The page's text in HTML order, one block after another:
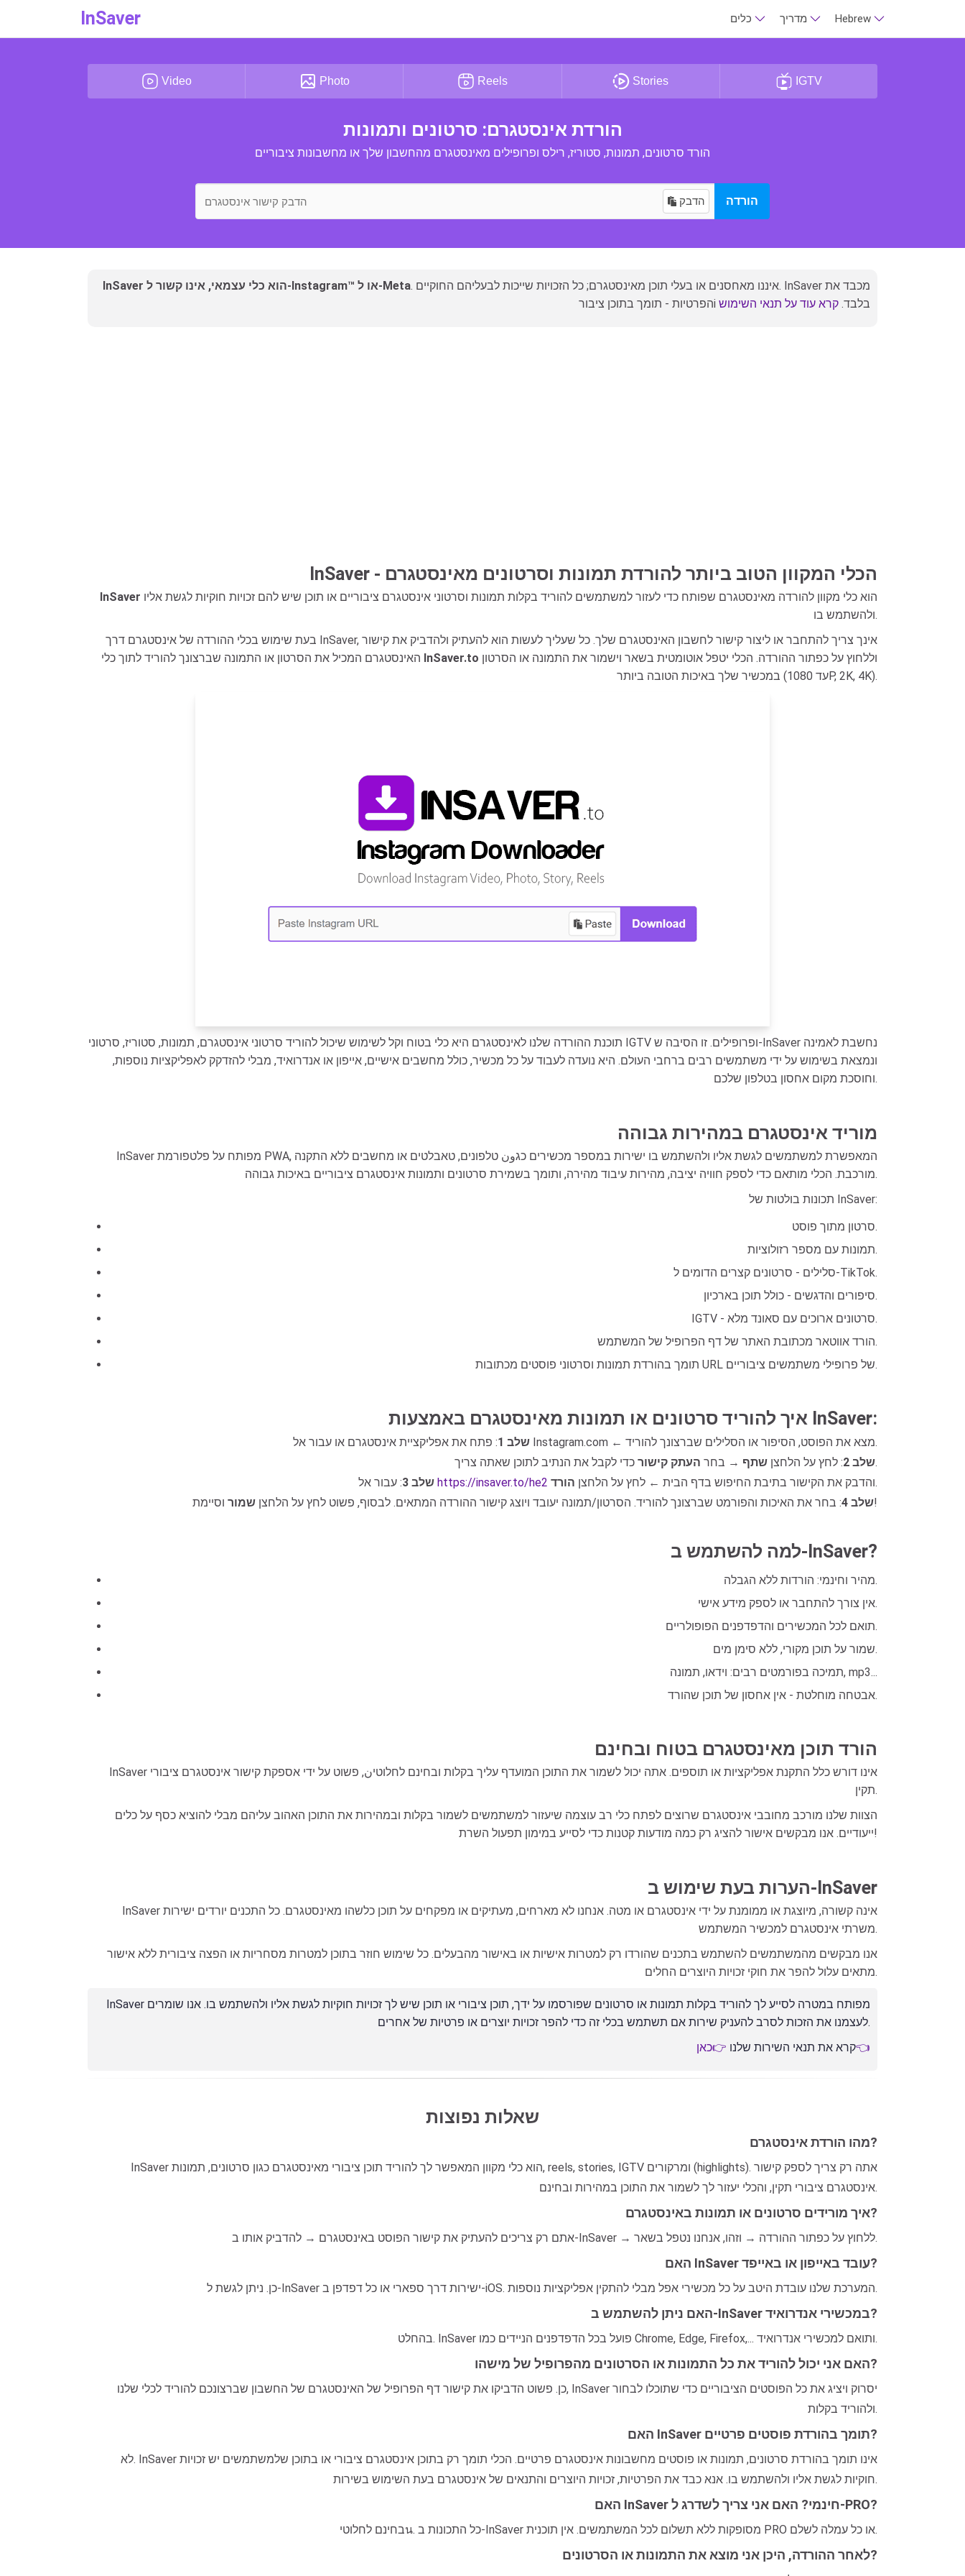
InSaver Hebrew
Video Photo Reels Stories IGTV
הורדת אינסטגרם: סרטונים ותמונות
הורד סרטונים, תמונות, סטוריז, רילס ופרופילים מאינסטגרם מהחשבון שלך או מחשבונות ציבוריים
הדבק הורדה
InSaver הוא כלי עצמאי, אינו קשור ל-Instagram™ או ל-Meta. איננו מאחסנים או בעלי תוכן מאינסטגרם; כל הזכויות שייכות לבעליהם החוקיים. InSaver מכבד את
הפרטיות - תומך בתוכן ציבורi בלבד. קרא עוד על תנאי השימוש
InSaver - הכלי המקוון הטוב ביותר להורדת תמונות וסרטונים מאינסטגרם
InSaver
ולהשתמש בו.
בעת שימוש בכלי ההורדה של אינסטגרם דרך InSaver, אינך צריך להתחבר או ליצור קישור לחשבון האינסטגרם שלך. כל שעליך לעשות הוא להעתיק ולהדביק את קישור
InSaver.to
במכשיר שלך באיכות הטובה ביותר (עד 1080P, 2K, 4K).
תוכנת ההורדה שלנו לאינסטגרם היא כלי בטוח וקל לשימוש שיכול להוריד סרטוני אינסטגרם, תמונות, סטוריז, סרטוני IGTV ופרופילים. זו הסיבה ש-InSaver נחשבת לאמינה
ונמצאת בשימוש על ידי משתמשים רבים ברחבי העולם. היא נועדה לעבוד על כל מכשיר, כולל מחשבים אישיים, אייפון או אנדרואיד, מבלי להזדקק לאפליקציות נוספות,
וחוסכת מקום אחסון בטלפון שלכם.
מוריד אינסטגרם במהירות גבוהה
InSaver מפותח על פלטפורמת PWA, המאפשרת למשתמשים לגשת אליו ולהשתמש בו ישירות במספר מכשירים כגون טלפונים, טאבלטים או מחשבים ללא התקנה
מורכבת. הכלי מותאם כדי לספק חוויה יציבה, מהירות עיבוד מהירה, ותומך בשמירת סרטונים ותמונות אינסטגרם ציבוריים באיכות גבוהה.
תכונות בולטות של InSaver:
סרטון מתוך פוסט.
תמונות עם מספר רזולוציות.
סלילים - סרטונים קצרים הדומים ל-TikTok.
סיפורים והדגשים - כולל תוכן בארכיון.
IGTV - סרטונים ארוכים עם סאונד מלא.
הורד אווטאר מכתובת האתר של דף הפרופיל של המשתמש.
תומך בהורדת תמונות וסרטוני פוסטים מכתובות URL של פרופילי משתמשים ציבוריים.
איך להוריד סרטונים או תמונות מאינסטגרם באמצעות InSaver:
שלב 1
: פתח את אפליקציית אינסטגרם או עבור אל Instagram.com ← מצא את הפוסט, הסיפור או הסלילים שברצונך להוריד.
שלב 2
: לחץ על הלחצן שתף → בחר העתק קישור
כדי לקבל את הנתיב לתוכן שאתה צריך.
שלב 3 https://insaver.to/he2 והדבק את הקישור בתיבת החיפוש בדף הבית ← לחץ על הלחצן הורד
.
שלב 4
: בחר את האיכות והפורמט שברצונך להוריד. הסרטון/תמונה יעובד ויוצג קישור ההורדה המתאים. לבסוף, פשוט לחץ על הלחצן שמור וסיימת!
למה להשתמש ב-InSaver?
מהיר וחינמי: הורדות ללא הגבלה.
אין צורך להתחבר או לספק מידע אישי.
תואם לכל המכשירים והדפדפנים הפופולריים.
שמור על תוכן מקורי, ללא סימן מים.
תמיכה בפורמטים רבים: וידאו, תמונה, mp3...
אבטחה מוחלטת - אין אחסון של תוכן שהורד.
הורד תוכן מאינסטגרם בטוח ובחינם
InSaver אינו דורש כלל התקנת אפליקציות או תוספים. אתה יכול לשמור את התוכן המועדף עליך בקלות ובחינם לחלוטיن, פשוט על ידי אספקת קישור אינסטגרם ציבורי
תקין.
הצוות שלנו מורכב מחובבי אינסטגרם שרוצים לפתח כלי רב עוצמה שיעזור למשתמשים לשמור בקלות ובמהירות את התוכן האהוב עליהם מבלי להוציא כסף על כלים
ייעודיים. אנו מבקשים אישור להציג רק כמה מודעות קטנות כדי לסייע במימון תפעול השרת!
הערות בעת שימוש ב-InSaver
InSaver אינה קשורה, מיוצגת או ממומנת על ידי אינסטגרם או מטה. אנחנו לא מארחים, מעתיקים או מפקחים על תוכן כלשהו מאינסטגרם. כל התכנים יורדים ישירות
משרתי אינסטגרם למכשיר המשתמש.
אנו מבקשים מהמשתמשים להשתמש בתכנים שהורדו רק למטרות אישיות או באישור מהבעלים. כל שימוש חוזר בתוכן למטרות מסחריות או הפצה ציבורית ללא אישור
מתאים עלול להפר את חוקי זכויות היוצרים החלים.
InSaver מפותח במטרה לסייע לך להוריד בקלות תמונות או סרטונים שפורסמו על ידך, תוכן ציבורי או תוכן שיש לך זכויות חוקיות לגשת אליו ולהשתמש בו. אנו שומרים
לעצמנו את הזכות לסרב להעניק שירות אם תשתמש בכלי זה כדי להפר זכויות יוצרים או פרטיות של אחרים.
קרא את תנאי השירות שלנו👉כאן👈
שאלות נפוצות
מהו הורדת אינסטגרם?
InSaver הוא כלי מקוון המאפשר לך להוריד תוכן ציבורי מאינסטגרם כגון סרטונים, תמונות, reels, stories, IGTV ומרקורים (highlights). אתה רק צריך לספק קישור
אינסטגרם ציבורי תקין, והכלי יעזור לך לשמור את התוכן במהירות ובחינם.
איך מורידים סרטונים או תמונות באינסטגרם?
אתם רק צריכים להעתיק את קישור הפוסט באינסטגרם → להדביק אותו ב-InSaver → ללחוץ על כפתור ההורדה → וזהו, אנחנו נטפל בשאר.
האם InSaver עובד באייפון או באייפד?
כן. ניתן לגשת ל-InSaver ישירות דרך ספארי או כל דפדפן ב-iOS. המערכת שלנו עובדת היטב על כל מכשירי אפל מבלי להתקין אפליקציות נוספות.
האם ניתן להשתמש ב-InSaver במכשירי אנדרואיד?
בהחלט. InSaver פועל בכל הדפדפנים הניידים כמו Chrome, Edge, Firefox,... ותואם למכשירי אנדרואיד.
האם אני יכול להוריד את כל התמונות או הסרטונים מהפרופיל של מישהו?
כן. פשוט הדביקו את קישור דף הפרופיל של האינסטגרם של החשבון שברצונכם להוריד לכלי שלנו, InSaver יסרוק ויציג את כל הפוסטים הציבוריים כדי שתוכלו לבחור
ולהוריד בקלות.
האם InSaver תומך בהורדת פוסטים פרטיים?
לא. InSaver אינו תומך בהורדת סרטונים, תמונות או פוסטים מחשבונות אינסטגרם פרטיים. הכלי תומך רק בתוכן אינסטגרם ציבורי או בתוכן שלמשתמשים יש זכויות
חוקיות לגשת אליו ולהשתמש בו. אנא כבד את הפרטיות, זכויות היוצרים והתנאים של אינסטגרם בעת השימוש בשירות.
האם InSaver חינמי? האם אני צריך לשדרג ל-PRO?
בחינם לחלוטיน. כל התכונות ב-InSaver מסופקות ללא תשלום לכל המשתמשים. אין תוכנית PRO או כל עמלה לשלם.
לאחר ההורדה, היכן אני מוצא את התמונות או הסרטונים?